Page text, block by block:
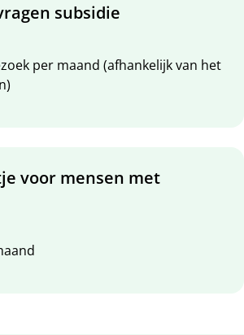
subsidie
per maand (afhankelijk van het
voor mensen met